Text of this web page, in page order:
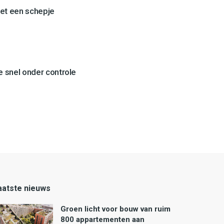
een schepje
snel onder controle
nieuws
Groen licht voor bouw van ruim
800 appartementen aan